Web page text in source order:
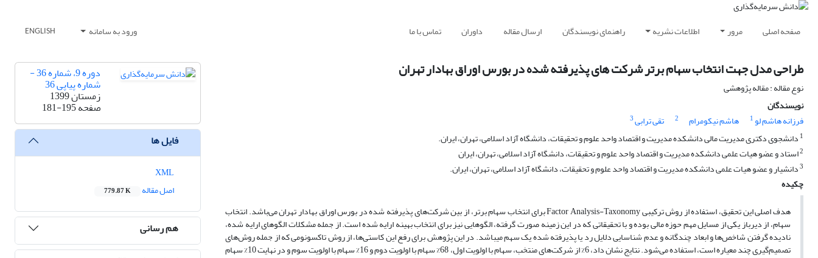
صفحه اصلی مرور اطلاعات نشریه راهنمای نویسندگان ارسال مقاله داوران تماس با ما ورود به سامانه ENGLISH
طراحی مدل جهت انتخاب سهام برتر شرکت های پذیرفته شده در بورس اوراق بهادار تهران
نوع مقاله : مقاله پژوهشی
نویسندگان
فرزانه هاشم لو1 هاشم نیکومرام 2 تقی ترابی3
1 دانشجوی دکتری مدیریت مالی دانشکده مدیریت و اقتصاد واحد علوم و تحقیقات، دانشگاه آزاد اسلامی، تهران، ایران.
2استاد و عضو هیات علمی دانشکده مدیریت و اقتصاد واحد علوم و تحقیقات، دانشگاه آزاد اسلامی، تهران، ایران
3دانشیار و عضو هیات علمی دانشکده مدیریت و اقتصاد واحد علوم و تحقیقات، دانشگاه آزاد اسلامی، تهران، ایران.
چکیده
هدف اصلی این تحقیق، استفاده از روش ترکیبی Factor Analysis-Taxonomy‏ برای انتخاب سهام برتر، از بین شرکت‌های پذیرفته شده در بورس اوراق بهادار تهران می‌باشد. انتخاب
سهام، از دیرباز یکی از مسایل مهم حوزه مالی بوده و با تحقیقاتی که در این زمینه صورت گرفته، الگوهایی نیز برای انتخاب بهینه ارایه شده است. از جمله مشکلات الگوهای ارایه شده،
نادیده گرفتن شاخص‌ها و ابعاد چندگانه و عدم شناسایی دلایل رد یا پذیرفته شده یک سهم میباشد. در این پژوهش برای رفع این کاستی‌ها، از روش تاکسونومی که از جمله روش‌های
تصمیم‌گیری چند معیاره است، استفاده می‌شود. نتایج نشان داد، 6% از شرکت‌ها‌ی منتخب، سهام با اولویت اول، 68% سهام با‌ اولویت دوم و 16% سهام‌ با اولویت سوم و در نهایت 10% سهام‌
دوره 9، شماره 36 -
شماره پیاپی 36
زمستان 1399
صفحه181-195
فایل ها
اصل مقاله
779.87 K
هم رسانی